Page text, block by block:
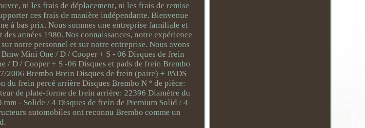
ni les frais de déplacement, ni les frais de remise
ces frais de manière indépendante. Bienvenue
à bas prix. Nous sommes une entreprise familiale et
années 1980. Nos connaissances, notre expérience
notre personnel et sur notre entreprise. Nous avons
Mini One / D / Cooper + S - 06 Disques de frein
/ D / Cooper + S -06 Disques et pads de frein Brembo
2006 Brembo Brein Disques de frein (paire) + PADS
du frein percé arrière Disques Brembo N ° de pièce:
de plate-forme de frein arrière: 22396 Diamètre du
- Solide / 4 Disques de frein de Premium Solid / 4
automobiles ont reconnu Brembo comme un